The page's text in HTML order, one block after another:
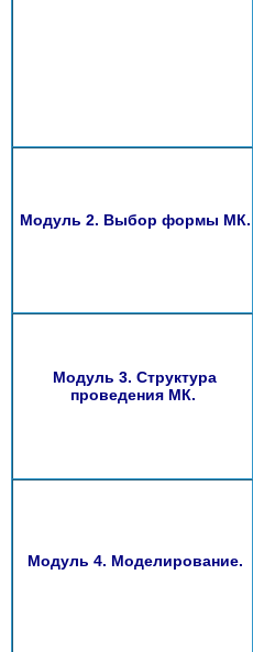
Модуль 2. Выбор формы МК.
Модуль 3. Структура
проведения МК.
Модуль 4. Моделирование.